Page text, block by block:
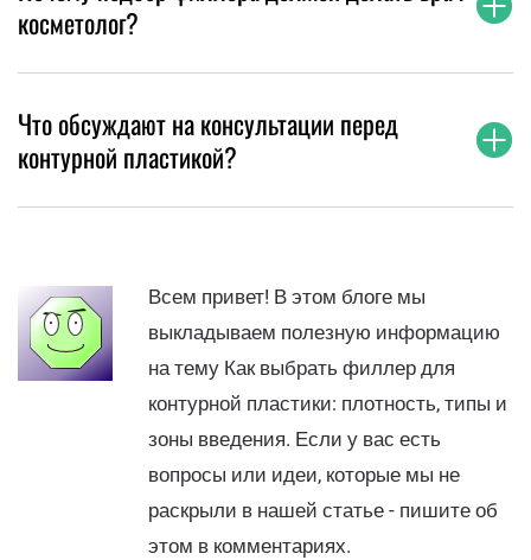
косметолог?
Что обсуждают на консультации перед
контурной пластикой?
Всем привет! В этом блоге мы
выкладываем полезную информацию
на тему Как выбрать филлер для
контурной пластики: плотность, типы и
зоны введения. Если у вас есть
вопросы или идеи, которые мы не
раскрыли в нашей статье - пишите об
этом в комментариях.